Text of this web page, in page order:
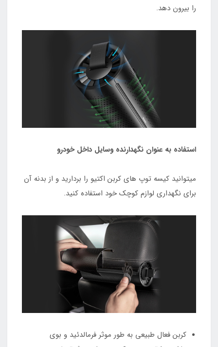
را بیرون دهد.
استفاده به عنوان نگهدارنده وسایل داخل خودرو
میتوانید کیسه توپ های کربن اکتیو را بردارید و از بدنه آن
برای نگهداری لوازم کوچک خود استفاده کنید.
کربن فعال طبیعی به طور موثر فرمالدئید و بوی